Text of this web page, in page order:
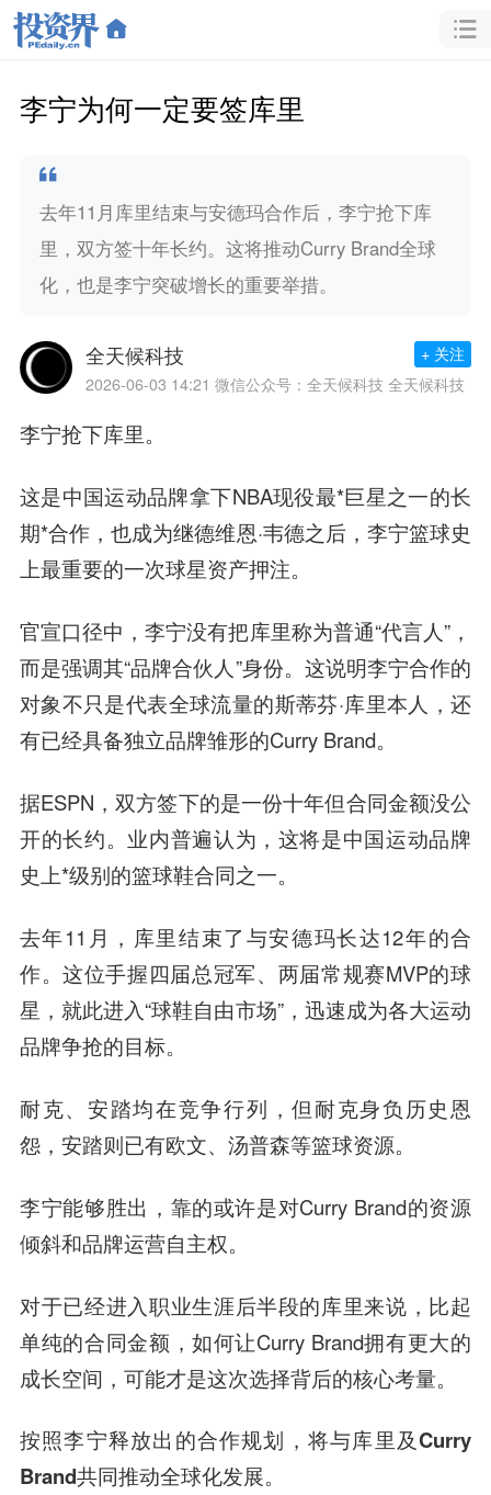
李宁为何一定要签库里
去年11月库里结束与安德玛合作后，李宁抢下库
里，双方签十年长约。这将推动Curry Brand全球
化，也是李宁突破增长的重要举措。
全天候科技
2026-06-03 14:21 微信公众号：全天候科技 全天候科技
+ 关注
李宁抢下库里。
这是中国运动品牌拿下NBA现役最*巨星之一的长
期*合作，也成为继德维恩·韦德之后，李宁篮球史
上最重要的一次球星资产押注。
官宣口径中，李宁没有把库里称为普通“代言人”，
而是强调其“品牌合伙人”身份。这说明李宁合作的
对象不只是代表全球流量的斯蒂芬·库里本人，还
有已经具备独立品牌雏形的Curry Brand。
据ESPN，双方签下的是一份十年但合同金额没公
开的长约。业内普遍认为，这将是中国运动品牌
史上*级别的篮球鞋合同之一。
去年11月，库里结束了与安德玛长达12年的合
作。这位手握四届总冠军、两届常规赛MVP的球
星，就此进入“球鞋自由市场”，迅速成为各大运动
品牌争抢的目标。
耐克、安踏均在竞争行列，但耐克身负历史恩
怨，安踏则已有欧文、汤普森等篮球资源。
李宁能够胜出，靠的或许是对Curry Brand的资源
倾斜和品牌运营自主权。
对于已经进入职业生涯后半段的库里来说，比起
单纯的合同金额，如何让Curry Brand拥有更大的
成长空间，可能才是这次选择背后的核心考量。
按照李宁释放出的合作规划，将与库里及Curry
Brand共同推动全球化发展。